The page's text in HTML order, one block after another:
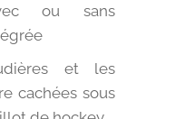
ou sans
et les
cachées sous